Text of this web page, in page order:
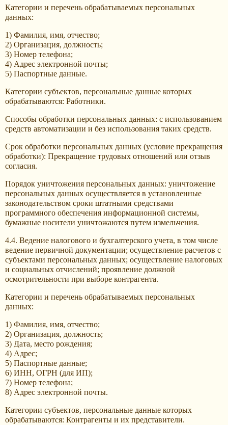
Категории и перечень обрабатываемых персональных
данных:
1) Фамилия, имя, отчество;
2) Организация, должность;
3) Номер телефона;
4) Адрес электронной почты;
5) Паспортные данные.
Категории субъектов, персональные данные которых
обрабатываются: Работники.
Способы обработки персональных данных: с использованием
средств автоматизации и без использования таких средств.
Срок обработки персональных данных (условие прекращения
обработки): Прекращение трудовых отношений или отзыв
согласия.
Порядок уничтожения персональных данных: уничтожение
персональных данных осуществляется в установленные
законодательством сроки штатными средствами
программного обеспечения информационной системы,
бумажные носители уничтожаются путем измельчения.
4.4. Ведение налогового и бухгалтерского учета, в том числе
ведение первичной документации; осуществление расчетов с
субъектами персональных данных; осуществление налоговых
и социальных отчислений; проявление должной
осмотрительности при выборе контрагента.
Категории и перечень обрабатываемых персональных
данных:
1) Фамилия, имя, отчество;
2) Организация, должность;
3) Дата, место рождения;
4) Адрес;
5) Паспортные данные;
6) ИНН, ОГРН (для ИП);
7) Номер телефона;
8) Адрес электронной почты.
Категории субъектов, персональные данные которых
обрабатываются: Контрагенты и их представители.